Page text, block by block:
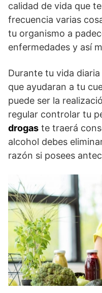
calidad de vida que
frecuencia varias
tu organismo a
enfermedades y así
Durante tu vida
que ayudaran a tu
puede ser la
regular controlar tu
drogas te traerá
alcohol debes
razón si posees